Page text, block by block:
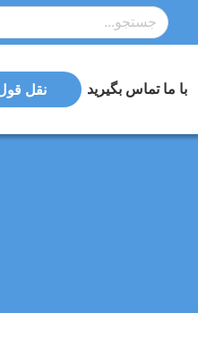
با ما تماس بگیرید نقل